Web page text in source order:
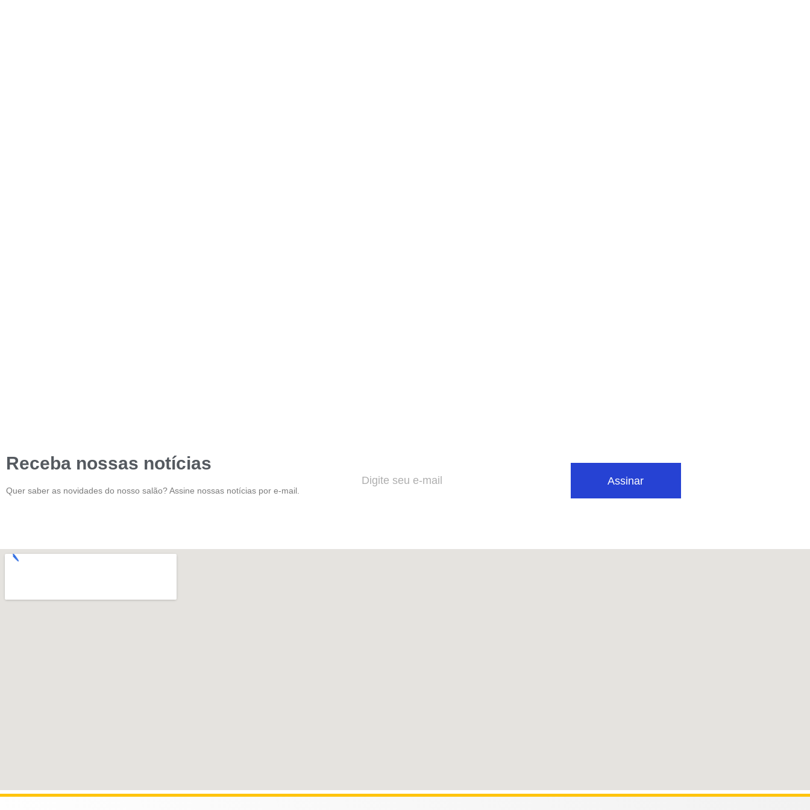
Receba nossas notícias
Quer saber as novidades do nosso salão? Assine nossas notícias por e-mail.
Assinar